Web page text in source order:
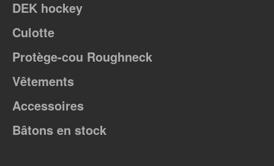
DEK hockey
Culotte
Protège-cou Roughneck
Vêtements
Accessoires
Bâtons en stock